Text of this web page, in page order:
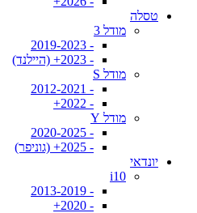
טסלה
מודל 3
- 2019-2023
- 2023+ (היילנד)
מודל S
- 2012-2021
- 2022+
מודל Y
- 2020-2025
- 2025+ (גוניפר)
יונדאי
i10
- 2013-2019
- 2020+